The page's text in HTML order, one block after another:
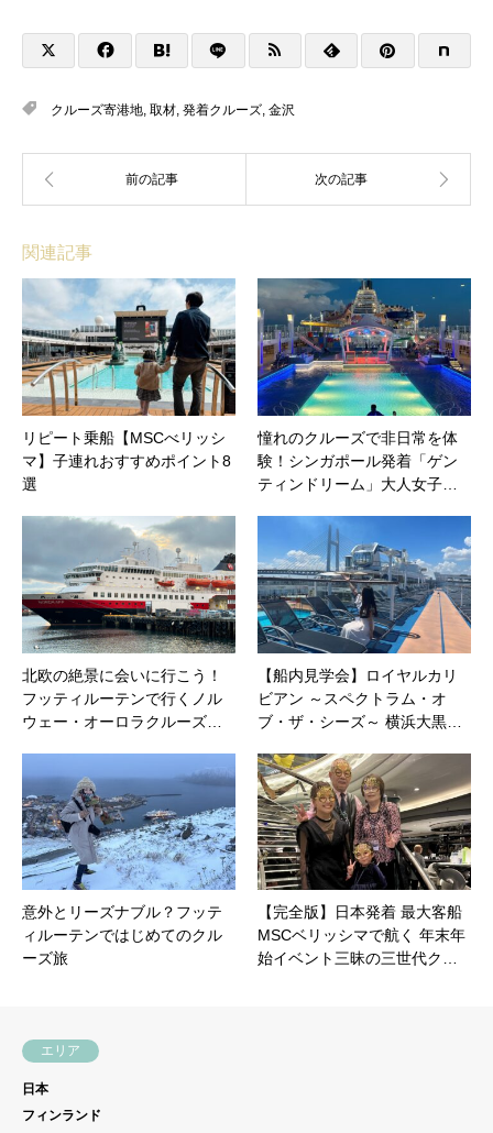
クルーズ寄港地, 取材, 発着クルーズ, 金沢
関連記事
リピート乗船【MSCべリッシ
マ】子連れおすすめポイント8
選
憧れのクルーズで非日常を体
験！シンガポール発着「ゲン
ティンドリーム」大人女子…
北欧の絶景に会いに行こう！
フッティルーテンで行くノル
ウェー・オーロラクルーズ…
【船内見学会】ロイヤルカリ
ビアン ～スペクトラム・オ
ブ・ザ・シーズ～ 横浜大黒…
意外とリーズナブル？フッテ
ィルーテンではじめてのクル
ーズ旅
【完全版】日本発着 最大客船
MSCベリッシマで航く 年末年
始イベント三昧の三世代ク…
エリア
日本
フィンランド